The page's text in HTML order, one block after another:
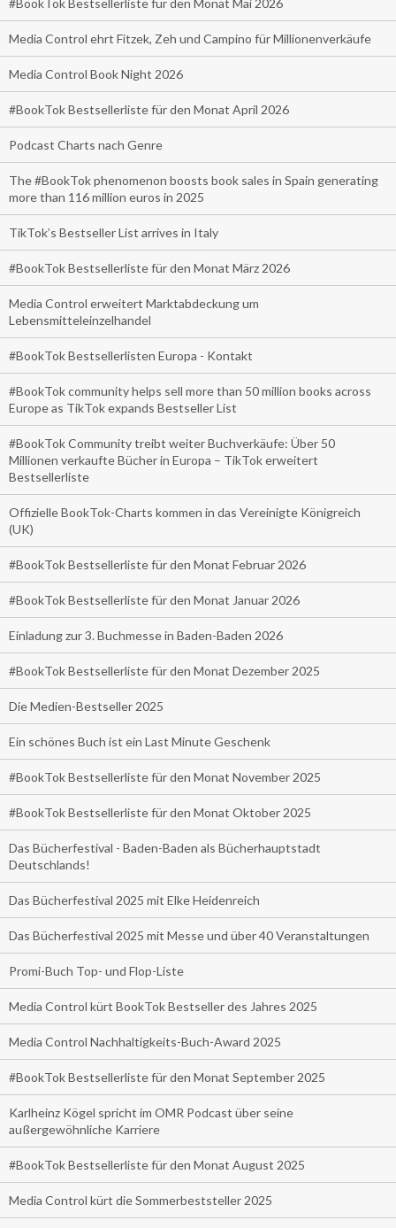
Media Control ehrt Fitzek, Zeh und Campino für Millionenverkäufe
Media Control Book Night 2026
#BookTok Bestsellerliste für den Monat April 2026
Podcast Charts nach Genre
The #BookTok phenomenon boosts book sales in Spain generating
more than 116 million euros in 2025
TikTok’s Bestseller List arrives in Italy
#BookTok Bestsellerliste für den Monat März 2026
Media Control erweitert Marktabdeckung um
Lebensmitteleinzelhandel
#BookTok Bestsellerlisten Europa - Kontakt
#BookTok community helps sell more than 50 million books across
Europe as TikTok expands Bestseller List
#BookTok Community treibt weiter Buchverkäufe: Über 50
Millionen verkaufte Bücher in Europa – TikTok erweitert
Bestsellerliste
Offizielle BookTok-Charts kommen in das Vereinigte Königreich
(UK)
#BookTok Bestsellerliste für den Monat Februar 2026
#BookTok Bestsellerliste für den Monat Januar 2026
Einladung zur 3. Buchmesse in Baden-Baden 2026
#BookTok Bestsellerliste für den Monat Dezember 2025
Die Medien-Bestseller 2025
Ein schönes Buch ist ein Last Minute Geschenk
#BookTok Bestsellerliste für den Monat November 2025
#BookTok Bestsellerliste für den Monat Oktober 2025
Das Bücherfestival - Baden-Baden als Bücherhauptstadt
Deutschlands!
Das Bücherfestival 2025 mit Elke Heidenreich
Das Bücherfestival 2025 mit Messe und über 40 Veranstaltungen
Promi-Buch Top- und Flop-Liste
Media Control kürt BookTok Bestseller des Jahres 2025
Media Control Nachhaltigkeits-Buch-Award 2025
#BookTok Bestsellerliste für den Monat September 2025
Karlheinz Kögel spricht im OMR Podcast über seine
außergewöhnliche Karriere
#BookTok Bestsellerliste für den Monat August 2025
Media Control kürt die Sommerbeststeller 2025